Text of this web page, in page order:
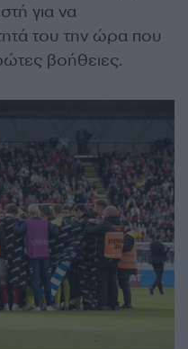
για να
του την ώρα που
βοήθειες.